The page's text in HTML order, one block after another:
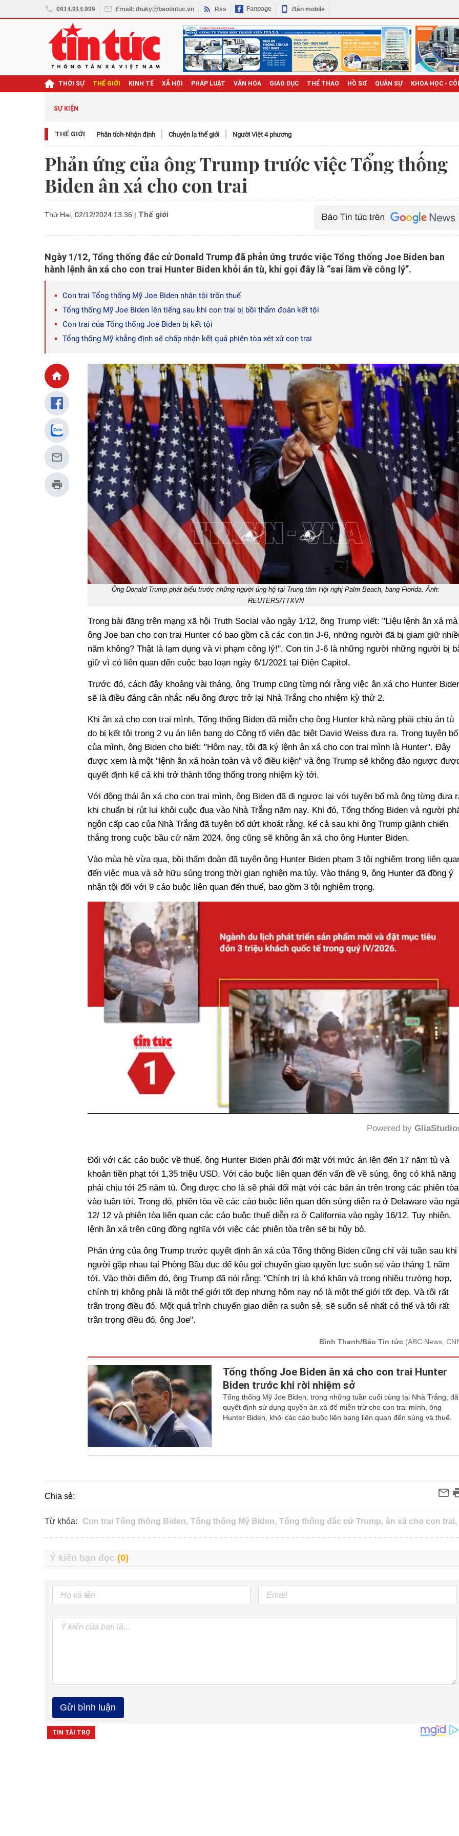
0914.914.999 Email: thuky@baotintuc.vn Rss Fanpage Bản mobile
THỜI SỰ THẾ GIỚI KINH TẾ XÃ HỘI PHÁP LUẬT VĂN HÓA GIÁO DỤC THỂ THAO HỒ SƠ QUÂN SỰ KHOA HỌC -
SỰ KIỆN
THẾ GIỚI Phân tích-Nhận định Chuyện lạ thế giới Người Việt 4 phương
Phản ứng của ông Trump trước việc Tổng thống
Biden ân xá cho con trai
Thứ Hai, 02/12/2024 13:36 | Thế giới
Ngày 1/12, Tổng thống đắc cử Donald Trump đã phản ứng trước việc Tổng thống Joe Biden ban
hành lệnh ân xá cho con trai Hunter Biden khỏi án tù, khi gọi đây là “sai lầm về công lý”.
Con trai Tổng thống Mỹ Joe Biden nhận tội trốn thuế
Tổng thống Mỹ Joe Biden lên tiếng sau khi con trai bị bồi thẩm đoàn kết tội
Con trai của Tổng thống Joe Biden bị kết tội
Tổng thống Mỹ khẳng định sẽ chấp nhận kết quả phiên tòa xét xử con trai
Ông Donald Trump phát biểu trước những người ủng hộ tại Trung tâm Hội nghị Palm Beach, bang Florida. Ảnh:
REUTERS/TTXVN
Trong bài đăng trên mạng xã hội Truth Social vào ngày 1/12, ông Trump viết: "Liệu lệnh ân xá mà
ông Joe ban cho con trai Hunter có bao gồm cả các con tin J-6, những người đã bị giam giữ
năm không? Thật là lạm dụng và vi phạm công lý!". Con tin J-6 là những người những người bị
giữ vì có liên quan đến cuộc bạo loạn ngày 6/1/2021 tại Điện Capitol.
Trước đó, cách đây khoảng vài tháng, ông Trump cũng từng nói rằng việc ân xá cho Hunter
sẽ là điều đáng cân nhắc nếu ông được trở lại Nhà Trắng cho nhiệm kỳ thứ 2.
Khi ân xá cho con trai mình, Tổng thống Biden đã miễn cho ông Hunter khả năng phải chịu án tù
do bị kết tội trong 2 vụ án liên bang do Công tố viên đặc biệt David Weiss đưa ra. Trong tuyên bố
của mình, ông Biden cho biết: "Hôm nay, tôi đã ký lệnh ân xá cho con trai mình là Hunter". Đây
được xem là một "lệnh ân xá hoàn toàn và vô điều kiện" và ông Trump sẽ không đảo ngược
quyết định kể cả khi trở thành tổng thống trong nhiệm kỳ tới.
Với động thái ân xá cho con trai mình, ông Biden đã đi ngược lại với tuyên bố mà ông từng đưa
khi chuẩn bị rút lui khỏi cuộc đua vào Nhà Trắng năm nay. Khi đó, Tổng thống Biden và người
ngôn cấp cao của Nhà Trắng đã tuyên bố dứt khoát rằng, kể cả sau khi ông Trump giành chiến
thắng trong cuộc bầu cử năm 2024, ông cũng sẽ không ân xá cho ông Hunter Biden.
Vào mùa hè vừa qua, bồi thẩm đoàn đã tuyên ông Hunter Biden phạm 3 tội nghiêm trọng liên
đến việc mua và sở hữu súng trong thời gian nghiện ma túy. Vào tháng 9, ông Hunter đã đồng ý
nhận tội đối với 9 cáo buộc liên quan đến thuế, bao gồm 3 tội nghiêm trọng.
Powered by
Đối với các cáo buộc về thuế, ông Hunter Biden phải đối mặt với mức án lên đến 17 năm tù và
khoản tiền phạt tới 1,35 triệu USD. Với cáo buộc liên quan đến vấn đề về súng, ông có khả năng
phải chịu tới 25 năm tù. Ông được cho là sẽ phải đối mặt với các bản án trên trong các phiên tòa
vào tuần tới. Trong đó, phiên tòa về các cáo buộc liên quan đến súng diễn ra ở Delaware vào
12/ 12 và phiên tòa liên quan các cáo buộc thuế diễn ra ở California vào ngày 16/12. Tuy nhiên,
lệnh ân xá trên cũng đồng nghĩa với việc các phiên tòa trên sẽ bị hủy bỏ.
Phản ứng của ông Trump trước quyết định ân xá của Tổng thống Biden cũng chỉ vài tuần sau khi
người gặp nhau tại Phòng Bầu dục để kêu gọi chuyển giao quyền lực suôn sẻ vào tháng 1 năm
tới. Vào thời điểm đó, ông Trump đã nói rằng: "Chính trị là khó khăn và trong nhiều trường hợp,
chính trị không phải là một thế giới tốt đẹp nhưng hôm nay nó là một thế giới tốt đẹp. Và tôi rất
trân trọng điều đó. Một quá trình chuyển giao diễn ra suôn sẻ, sẽ suôn sẻ nhất có thể và tôi rất
trân trọng điều đó, ông Joe".
Bình Thanh/Báo Tin tức (ABC News,
Tổng thống Joe Biden ân xá cho con trai Hunter
Biden trước khi rời nhiệm sở
Tổng thống Mỹ Joe Biden, trong những tuần cuối cùng tại Nhà Trắng, đã
quyết định sử dụng quyền ân xá để miễn trừ cho con trai mình, ông
Hunter Biden, khỏi các cáo buộc liên bang liên quan đến súng và thuế.
Chia sẻ:
Từ khóa: Con trai Tổng thống Biden, Tổng thống Mỹ Biden, Tổng thống đắc cử Trump, ân xá cho con trai,